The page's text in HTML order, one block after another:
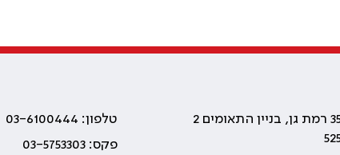
טלפון: 03-6100444
פקס: 03-5753303